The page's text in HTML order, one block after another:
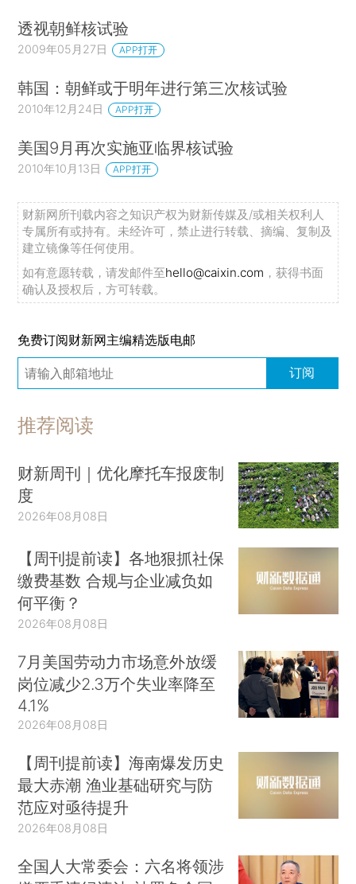
透视朝鲜核试验
2009年05月27日 APP打开
韩国：朝鲜或于明年进行第三次核试验
2010年12月24日 APP打开
美国9月再次实施亚临界核试验
2010年10月13日 APP打开
财新网所刊载内容之知识产权为财新传媒及/或相关权利人
专属所有或持有。未经许可，禁止进行转载、摘编、复制及
建立镜像等任何使用。
如有意愿转载，请发邮件至hello@caixin.com ，获得书面
确认及授权后，方可转载。
免费订阅财新网主编精选版电邮
订阅
推荐阅读
财新周刊｜优化摩托车报废制
度
2026年08月08日
【周刊提前读】各地狠抓社保
缴费基数 合规与企业减负如
何平衡？
2026年08月08日
7月美国劳动力市场意外放缓
岗位减少2.3万个失业率降至
4.1%
2026年08月08日
【周刊提前读】海南爆发历史
最大赤潮 渔业基础研究与防
范应对亟待提升
2026年08月08日
全国人大常委会：六名将领涉